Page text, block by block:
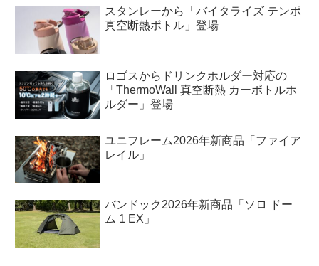
スタンレーから「バイタライズ テンポ
真空断熱ボトル」登場
ロゴスからドリンクホルダー対応の
「ThermoWall 真空断熱 カーボトルホ
ルダー」登場
ユニフレーム2026年新商品「ファイア
レイル」
バンドック2026年新商品「ソロ ドー
ム 1 EX」